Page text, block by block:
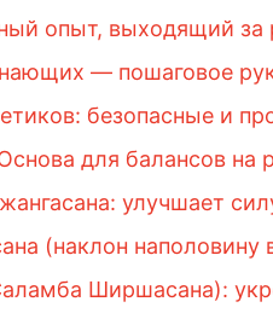
опыт, выходящий за
— пошаговое
безопасные и
для балансов на
улучшает
(наклон наполовину
Ширшасана):